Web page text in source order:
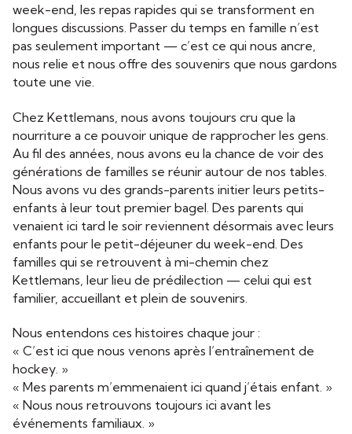
week-end, les repas rapides qui se transforment en
longues discussions. Passer du temps en famille n’est
pas seulement important — c’est ce qui nous ancre,
nous relie et nous offre des souvenirs que nous gardons
toute une vie.
Chez Kettlemans, nous avons toujours cru que la
nourriture a ce pouvoir unique de rapprocher les gens.
Au fil des années, nous avons eu la chance de voir des
générations de familles se réunir autour de nos tables.
Nous avons vu des grands-parents initier leurs petits-
enfants à leur tout premier bagel. Des parents qui
venaient ici tard le soir reviennent désormais avec leurs
enfants pour le petit-déjeuner du week-end. Des
familles qui se retrouvent à mi-chemin chez
Kettlemans, leur lieu de prédilection — celui qui est
familier, accueillant et plein de souvenirs.
Nous entendons ces histoires chaque jour :
« C’est ici que nous venons après l’entraînement de
hockey. »
« Mes parents m’emmenaient ici quand j’étais enfant. »
« Nous nous retrouvons toujours ici avant les
événements familiaux. »